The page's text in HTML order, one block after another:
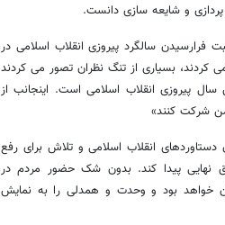
و شایعه سازی دانست.
سالگرد پیروزی انقلاب اسلامی در
کردند، بسیاری از تنگ نظران تصور می کردند
پیروزی انقلاب اسلامی است. اینجانب از
دستاوردهای انقلاب اسلامی و تلاش برای رفع
نهایی پیدا کند. بدون شک حضور مردم در
و ایران خواهد بود و وحدت و همدلی را به نمایش